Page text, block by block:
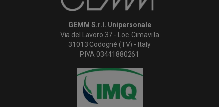
GEMM S.r.l. Unipersonale
Via del Lavoro 37 - Loc. Cimavilla
31013 Codogné (TV) - Italy
P.IVA 03441880261